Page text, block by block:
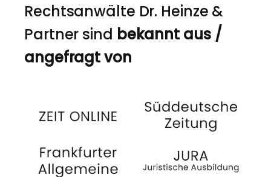
Rechtsanwälte Dr. Heinze &
Partner sind bekannt aus /
angefragt von